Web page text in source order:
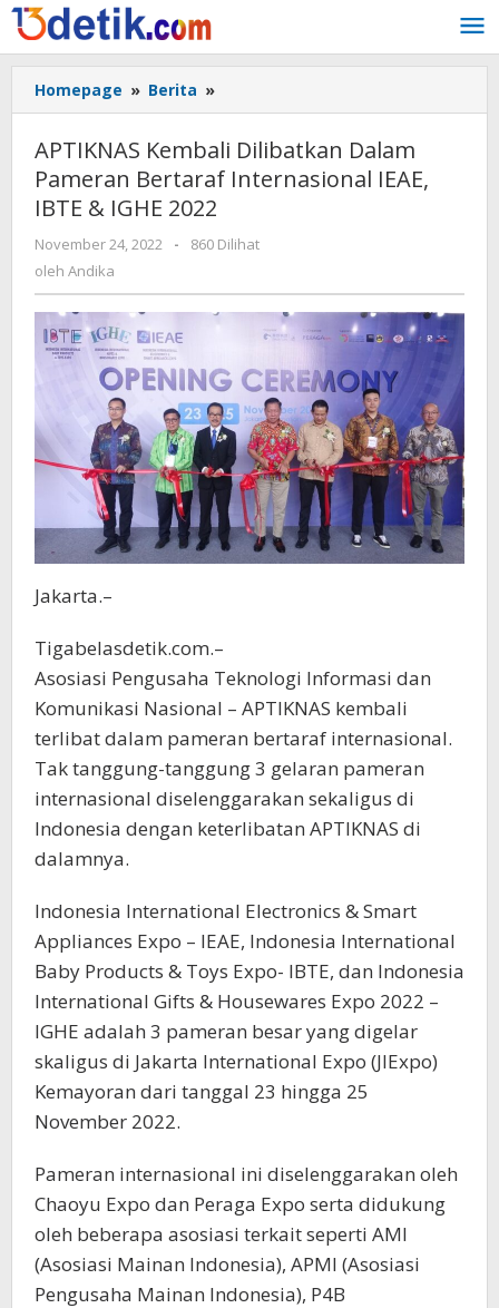
Lewati
ke
konten
Homepage » Berita »
Kembali
Dilibatkan
Dalam
Pameran
IEAE,
&
IGHE
APTIKNAS Kembali Dilibatkan Dalam
Pameran Bertaraf Internasional IEAE,
IBTE & IGHE 2022
November 24, 2022
oleh
-
860 Dilihat
oleh Andika
Jakarta.–
Tigabelasdetik.com.–
Asosiasi Pengusaha Teknologi Informasi dan
Komunikasi Nasional – APTIKNAS kembali
terlibat dalam pameran bertaraf internasional.
Tak tanggung-tanggung 3 gelaran pameran
internasional diselenggarakan sekaligus di
Indonesia dengan keterlibatan APTIKNAS di
dalamnya.
Indonesia International Electronics & Smart
Appliances Expo – IEAE, Indonesia International
Baby Products & Toys Expo- IBTE, dan Indonesia
International Gifts & Housewares Expo 2022 –
IGHE adalah 3 pameran besar yang digelar
skaligus di Jakarta International Expo (JIExpo)
Kemayoran dari tanggal 23 hingga 25
November 2022.
Pameran internasional ini diselenggarakan oleh
Chaoyu Expo dan Peraga Expo serta didukung
oleh beberapa asosiasi terkait seperti AMI
(Asosiasi Mainan Indonesia), APMI (Asosiasi
Pengusaha Mainan Indonesia), P4B